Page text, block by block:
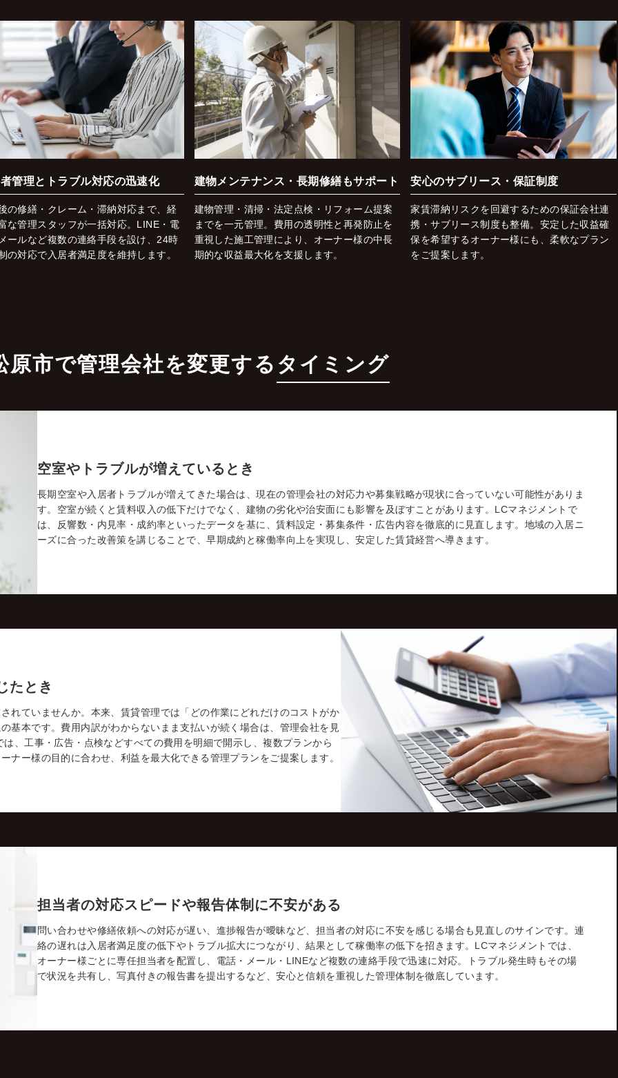
管理とトラブル対応の迅速化
の修繕・クレーム・滞納対応まで、経
な管理スタッフが一括対応。LINE・電
ールなど複数の連絡手段を設け、24時
の対応で入居者満足度を維持します。
建物メンテナンス・長期修繕もサポート
建物管理・清掃・法定点検・リフォーム提案
までを一元管理。費用の透明性と再発防止を
重視した施工管理により、オーナー様の中長
期的な収益最大化を支援します。
安心のサブリース・保証制度
家賃滞納リスクを回避するための保証会社連
携・サブリース制度も整備。安定した収益確
保を希望するオーナー様にも、柔軟なプラン
をご提案します。
原市で管理会社を変更する タイミング
空室やトラブルが増えているとき
長期空室や入居者トラブルが増えてきた場合は、現在の管理会社の対応力や募集戦略が現状に合っていない可能性がありま
す。空室が続くと賃料収入の低下だけでなく、建物の劣化や治安面にも影響を及ぼすことがあります。LCマネジメントで
は、反響数・内見率・成約率といったデータを基に、賃料設定・募集条件・広告内容を徹底的に見直します。地域の入居ニ
ーズに合った改善策を講じることで、早期成約と稼働率向上を実現し、安定した賃貸経営へ導きます。
たとき
れていませんか。本来、賃貸管理では「どの作業にどれだけのコストがか
基本です。費用内訳がわからないまま支払いが続く場合は、管理会社を見
、工事・広告・点検などすべての費用を明細で開示し、複数プランから
ナー様の目的に合わせ、利益を最大化できる管理プランをご提案します。
担当者の対応スピードや報告体制に不安がある
問い合わせや修繕依頼への対応が遅い、進捗報告が曖昧など、担当者の対応に不安を感じる場合も見直しのサインです。連
絡の遅れは入居者満足度の低下やトラブル拡大につながり、結果として稼働率の低下を招きます。LCマネジメントでは、
オーナー様ごとに専任担当者を配置し、電話・メール・LINEなど複数の連絡手段で迅速に対応。トラブル発生時もその場
で状況を共有し、写真付きの報告書を提出するなど、安心と信頼を重視した管理体制を徹底しています。